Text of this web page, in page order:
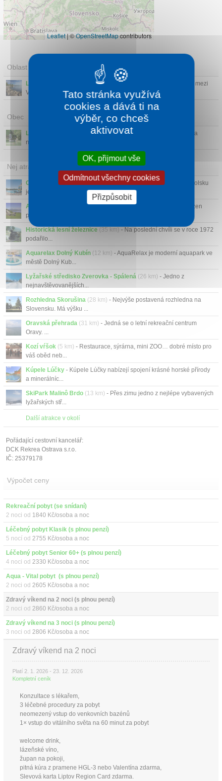
Leaflet|©OpenStreetMapcontributors
Oblast
Liptov
- Turistické srdce Slovenska — bohatě obdařená dolina mezi
Velkou a Malou F...
Obec
Lúčky
- Malé podhorské situovány v tichém horském prostředí a
nabízí odpočinek o...
Nej atrakce v okolí
Chochołowskie Termy
- Největší termální komplex v Polsku
je dokonalé míst...
Archeoskanzen Havránok (7 km)- Keltský a středověký skanzen
pod širým nebem. Uka...
Historická lesní železnice (35 km) - Na poslední chvíli se v roce 1972
podařilo...
Aquarelax Dolný Kubín (12 km) - AquaRelax je moderní aquapark ve
městě Dolný Kub...
Lyžařské středisko Zverovka - Spálená (26 km) - Jedno z
nejnavštěvovanějších...
Rozhledna Skorušina (28 km) - Nejvýše postavená rozhledna na
Slovensku. Má výšku ...
Oravská přehrada (31 km) - Jedná se o letní rekreační centrum
Oravy. ...
Kozí vŕšok (5 km) - Restaurace, sýrárna, mini ZOO… dobré místo pro
váš oběd neb...
Kúpele Lúčky - Kúpele Lúčky nabízejí spojení krásné horské přírody
a minerálníc...
SkiPark Malinô Brdo (13 km) - Přes zimu jedno z nejlépe vybavených
lyžařských stř...
Další atrakce v okolí
Pořádající cestovní kancelář:
DCK Rekrea Ostrava s.r.o.
IČ: 25379178
Výpočet ceny
Rekreační pobyt (se snídaní)
2 noci od 1840 Kč/osoba a noc
Léčebný pobyt Klasik (s plnou penzí)
5 nocí od 2755 Kč/osoba a noc
Léčebný pobyt Senior 60+ (s plnou penzí)
4 noci od 2330 Kč/osoba a noc
Aqua - Vital pobyt  (s plnou penzí)
2 noci od 2605 Kč/osoba a noc
Zdravý víkend na 2 noci (s plnou penzí)
2 noci od 2860 Kč/osoba a noc
Zdravý víkend na 3 noci (s plnou penzí)
3 noci od 2806 Kč/osoba a noc
Zdravý víkend na 2 noci
Platí 2. 1. 2026 - 23. 12. 2026
Kompletní ceník
Konzultace s lékařem,
3 léčebné procedury za pobyt
neomezený vstup do venkovních bazénů
1× vstup do vitálního světa na 60 minut za pobyt
welcome drink,
lázeňské víno,
župan na pokoji,
pitná kúra z pramene HGL-3 nebo Valentína zdarma,
Slevová karta Liptov Region Card zdarma.
Tato stránka využívá
cookies a dává ti na
výběr, co chceš
aktivovat
OK, přijmout vše
Odmítnout všechny cookies
Přizpůsobit